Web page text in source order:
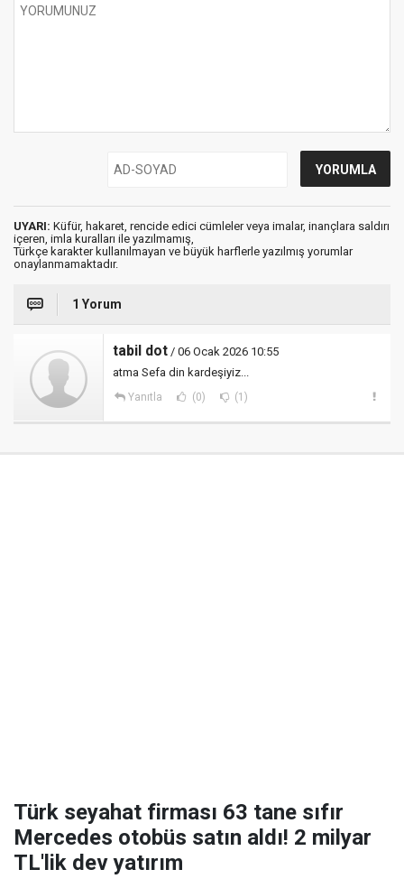
UYARI: Küfür, hakaret, rencide edici cümleler veya imalar, inançlara saldırı
içeren, imla kuralları ile yazılmamış,
Türkçe karakter kullanılmayan ve büyük harflerle yazılmış yorumlar
onaylanmamaktadır.
1 Yorum
tabil dot / 06 Ocak 2026 10:55
atma Sefa din kardeşiyiz...
Yanıtla (0) (1)
Türk seyahat firması 63 tane sıfır
Mercedes otobüs satın aldı! 2 milyar
TL'lik dev yatırım